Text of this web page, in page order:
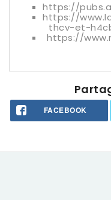
https://
https://
thcv-et-
https://
FACEBOOK